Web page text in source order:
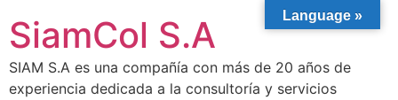
SiamCol S.A
SIAM S.A es una compañía con más de 20 años de
experiencia dedicada a la consultoría y servicios
Language »